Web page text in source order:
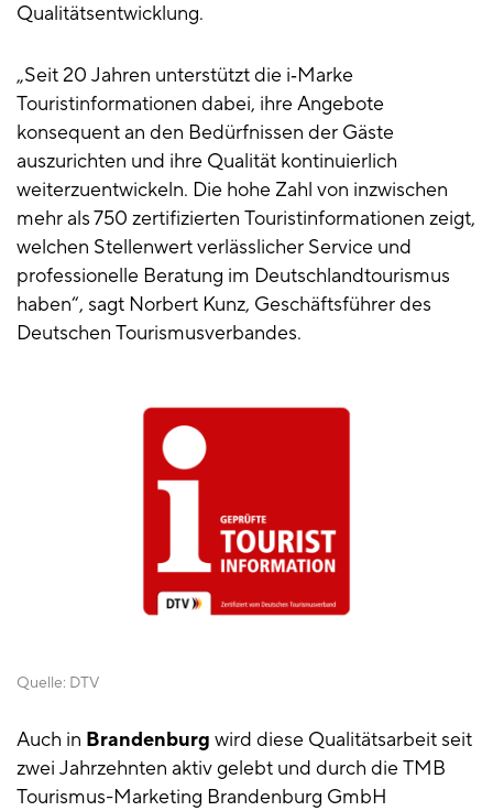
Qualitätsentwicklung.
„Seit 20 Jahren unterstützt die i‑Marke
Touristinformationen dabei, ihre Angebote
konsequent an den Bedürfnissen der Gäste
auszurichten und ihre Qualität kontinuierlich
weiterzuentwickeln. Die hohe Zahl von inzwischen
mehr als 750 zertifizierten Touristinformationen zeigt,
welchen Stellenwert verlässlicher Service und
professionelle Beratung im Deutschlandtourismus
haben“, sagt Norbert Kunz, Geschäftsführer des
Deutschen Tourismusverbandes.
Quelle: DTV
Auch in Brandenburg wird diese Qualitätsarbeit seit
zwei Jahrzehnten aktiv gelebt und durch die TMB
Tourismus-Marketing Brandenburg GmbH